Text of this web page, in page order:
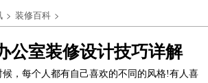
> 装修百科 >
公室装修设计技巧详解
，每个人都有自己喜欢的不同的风格!有人喜